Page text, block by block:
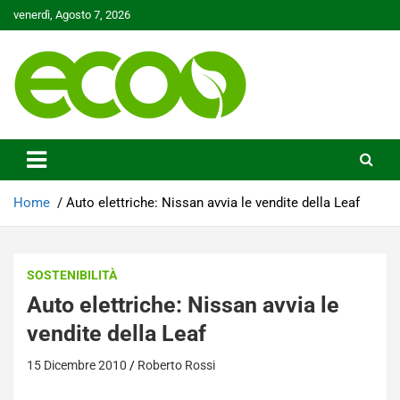
to
venerdì, Agosto 7, 2026
Ecoo.it
Home Auto elettriche: Nissan avvia le vendite della Leaf
SOSTENIBILITÀ
Auto elettriche: Nissan avvia le
vendite della Leaf
15 Dicembre 2010 Roberto Rossi